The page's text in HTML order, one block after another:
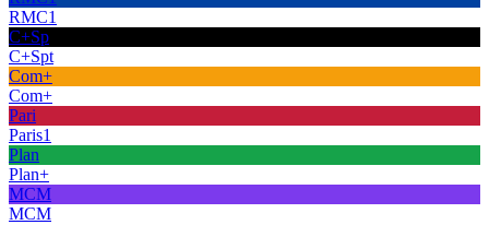
RMC1
C+Sp
C+Spt
Com+
Com+
Pari
Paris1
Plan
Plan+
MCM
MCM